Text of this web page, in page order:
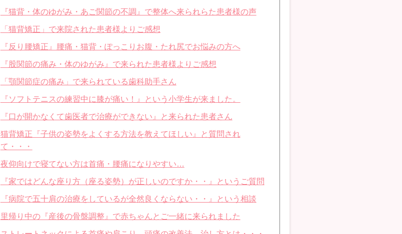
『猫背・体のゆがみ・あご関節の不調』で整体へ来られらた患者様の声
「猫背矯正」で来院された患者様よりご感想
『反り腰矯正』腰痛・猫背・ぽっこりお腹・たれ尻でお悩みの方へ
『股関節の痛み・体のゆがみ』で来られた患者様よりご感想
「顎関節症の痛み」で来られている歯科助手さん
『ソフトテニスの練習中に膝が痛い！』という小学生が来ました。
『口が開かなくて歯医者で治療ができない』と来られた患者さん
猫背矯正『子供の姿勢をよくする方法を教えてほしい』と質問され
て・・・
夜仰向けで寝てない方は首痛・腰痛になりやすい…
『家ではどんな座り方（座る姿勢）が正しいのですか・・』というご質問
『病院で五十肩の治療をしているが全然良くならない・・』という相談
里帰り中の『産後の骨盤調整』で赤ちゃんとご一緒に来られました